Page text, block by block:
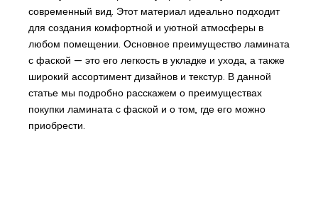
современный вид. Этот материал идеально подходит
для создания комфортной и уютной атмосферы в
любом помещении. Основное преимущество ламината
с фаской — это его легкость в укладке и ухода, а также
широкий ассортимент дизайнов и текстур. В данной
статье мы подробно расскажем о преимуществах
покупки ламината с фаской и о том, где его можно
приобрести.